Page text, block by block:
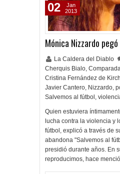
Mónica Nizzardo
La Caldera del Diablo
Cherquis Bialo,
Cristina Fernández de
Javier Cantero, Nizzardo,
Salvemos al fútbol ,
Quien estuviera
lucha contra la violencia y
fútbol, explicó a través de
abandona "Salvemos al
presidió durante años. En
reproducimos, hace
02
Jan
2013